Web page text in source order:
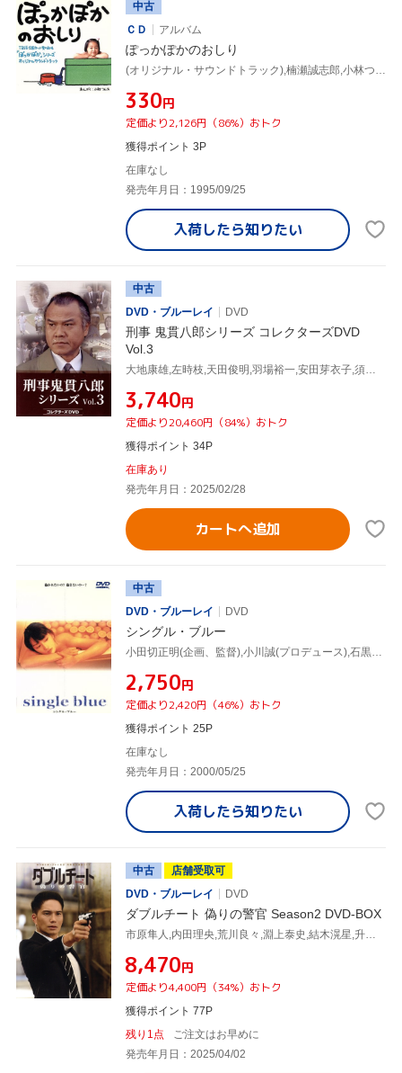
中古
ＣＤ
アルバム
ぽっかぽかのおしり
¥330円
定価より2,126円（86%）おトク
獲得ポイント 3P
在庫なし
発売年月日：1995/09/25
入荷したら知りたい
中古
DVD・ブルーレイ
DVD
刑事 鬼貫八郎シリーズ コレクターズDVD
Vol.3
大地康雄,左時枝,天田俊明,羽場裕一,安田芽衣子,須藤温子,鮎川哲也,吉川清之
¥3,740円
定価より20,460円（84%）おトク
獲得ポイント 34P
在庫あり
発売年月日：2025/02/28
カートへ追加
中古
DVD・ブルーレイ
DVD
シングル・ブルー
小田切正明(企画、監督),小川誠(プロデュース),石黒尚美(脚本),稲田千花,阿部サダヲ,羽場裕一,渡辺いっけい,萩原流行
¥2,750円
定価より2,420円（46%）おトク
獲得ポイント 25P
在庫なし
発売年月日：2000/05/25
入荷したら知りたい
中古
店舗受取可
DVD・ブルーレイ
DVD
ダブルチート 偽りの警官 Season2 DVD-BOX
市原隼人,内田理央,荒川良々,淵上泰史,結木滉星,升毅,羽場裕一,諸橋邦行
¥8,470円
定価より4,400円（34%）おトク
獲得ポイント 77P
残り1点
ご注文はお早めに
発売年月日：2025/04/02